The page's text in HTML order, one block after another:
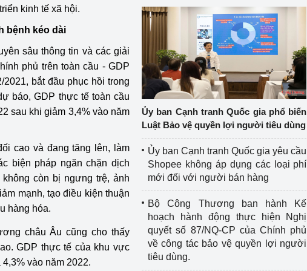
kinh tế xã hội.
bệnh kéo dài
sâu thông tin và các giải
phủ trên toàn cầu - GDP
bắt đầu phục hồi trong
báo, GDP thực tế toàn cầu
sau khi giảm 3,4% vào năm
cao và đang tăng lên, làm
biện pháp ngăn chặn dịch
còn bị ngưng trệ, ảnh
mạnh, tạo điều kiện thuận
hàng hóa.
châu Âu cũng cho thấy
GDP thực tế của khu vực
vào năm 2022.
Ủy ban Cạnh tranh Quốc gia phổ biến
Luật Bảo vệ quyền lợi người tiêu dùng
Ủy ban Cạnh tranh Quốc gia yêu cầu
Shopee không áp dụng các loại phí
mới đối với người bán hàng
Bộ Công Thương ban hành Kế
hoạch hành động thực hiện Nghị
quyết số 87/NQ-CP của Chính phủ
về công tác bảo vệ quyền lợi người
tiêu dùng.